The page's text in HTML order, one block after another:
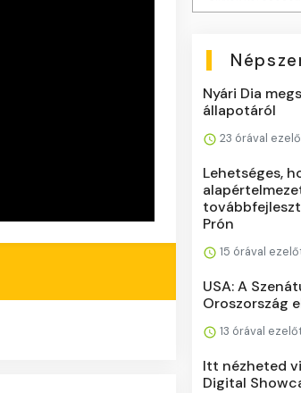
Nyári Dia
állapotáról
23 órával
Lehetséges,
Prón
15 órával
USA: A
Oroszország
13 órával
Itt nézheted
Digital